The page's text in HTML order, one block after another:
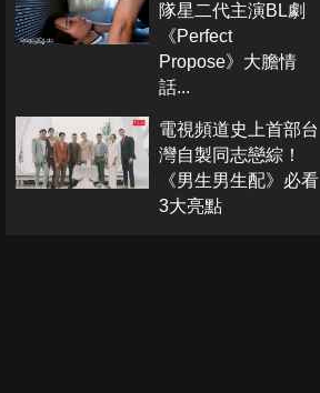
隊星二代主演BL劇
《Perfect
Propose》大膽情
話...
電視頻道史上首部台
灣自製同志戀綜！
《男生男生配》必看
3大亮點